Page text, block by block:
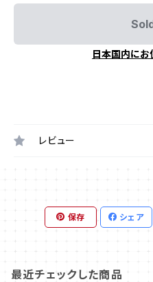
日本国内にお
レビュー
保存 シェア
最近チェックした商品